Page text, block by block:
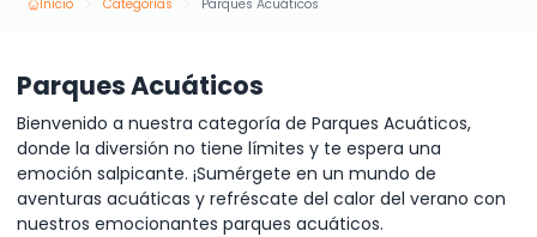
Inicio Categorías Parques Acuáticos
Parques Acuáticos
Bienvenido a nuestra categoría de Parques Acuáticos,
donde la diversión no tiene límites y te espera una
emoción salpicante. ¡Sumérgete en un mundo de
aventuras acuáticas y refréscate del calor del verano con
nuestros emocionantes parques acuáticos.